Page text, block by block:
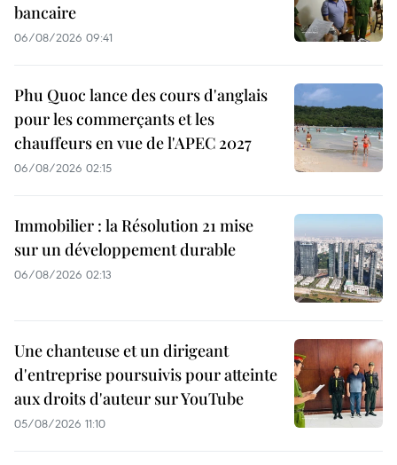
bancaire
06/08/2026 09:41
Phu Quoc lance des cours d'anglais
pour les commerçants et les
chauffeurs en vue de l'APEC 2027
06/08/2026 02:15
Immobilier : la Résolution 21 mise
sur un développement durable
06/08/2026 02:13
Une chanteuse et un dirigeant
d'entreprise poursuivis pour atteinte
aux droits d'auteur sur YouTube
05/08/2026 11:10